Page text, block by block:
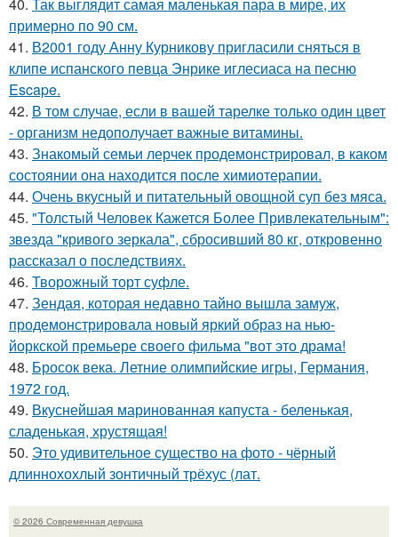
примерно по 90 см.
41. В2001 году Анну Курникову пригласили сняться в
клипе испанского певца Энрике иглесиаса на песню
Escape.
42. В том случае, если в вашей тарелке только один цвет
- организм недополучает важные витамины.
43. Знакомый семьи лерчек продемонстрировал, в каком
состоянии она находится после химиотерапии.
44. Очень вкусный и питательный овощной суп без мяса.
45. "Толстый Человек Кажется Более Привлекательным":
звезда "кривого зеркала", сбросивший 80 кг, откровенно
рассказал о последствиях.
46. Творожный торт суфле.
47. Зендая, которая недавно тайно вышла замуж,
продемонстрировала новый яркий образ на нью-
йоркской премьере своего фильма "вот это драма!
48. Бросок века. Летние олимпийские игры, Германия,
1972 год.
49. Вкуснейшая маринованная капуста - беленькая,
сладенькая, хрустящая!
50. Это удивительное существо на фото - чёрный
длиннохохлый зонтичный трёхус (лат.
© 2026 Современная девушка